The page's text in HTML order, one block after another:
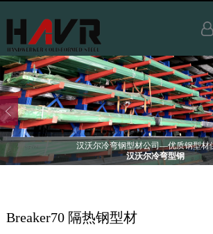
汉沃尔冷弯钢型材公司—优质钢型材
汉沃尔冷弯型钢
Breaker70 隔热钢型材